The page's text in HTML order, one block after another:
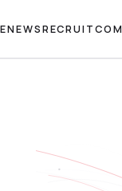
NEWSRECRUIT